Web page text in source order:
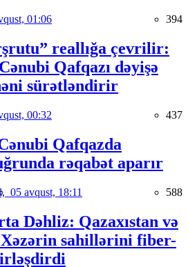
01:06 394
reallığa çevrilir:
Qafqazı dəyişə
sürətləndirir
00:32 437
Qafqazda
rəqabət aparır
05 avqust, 18:11 588
Dəhliz: Qazaxıstan və
sahillərini fiber-